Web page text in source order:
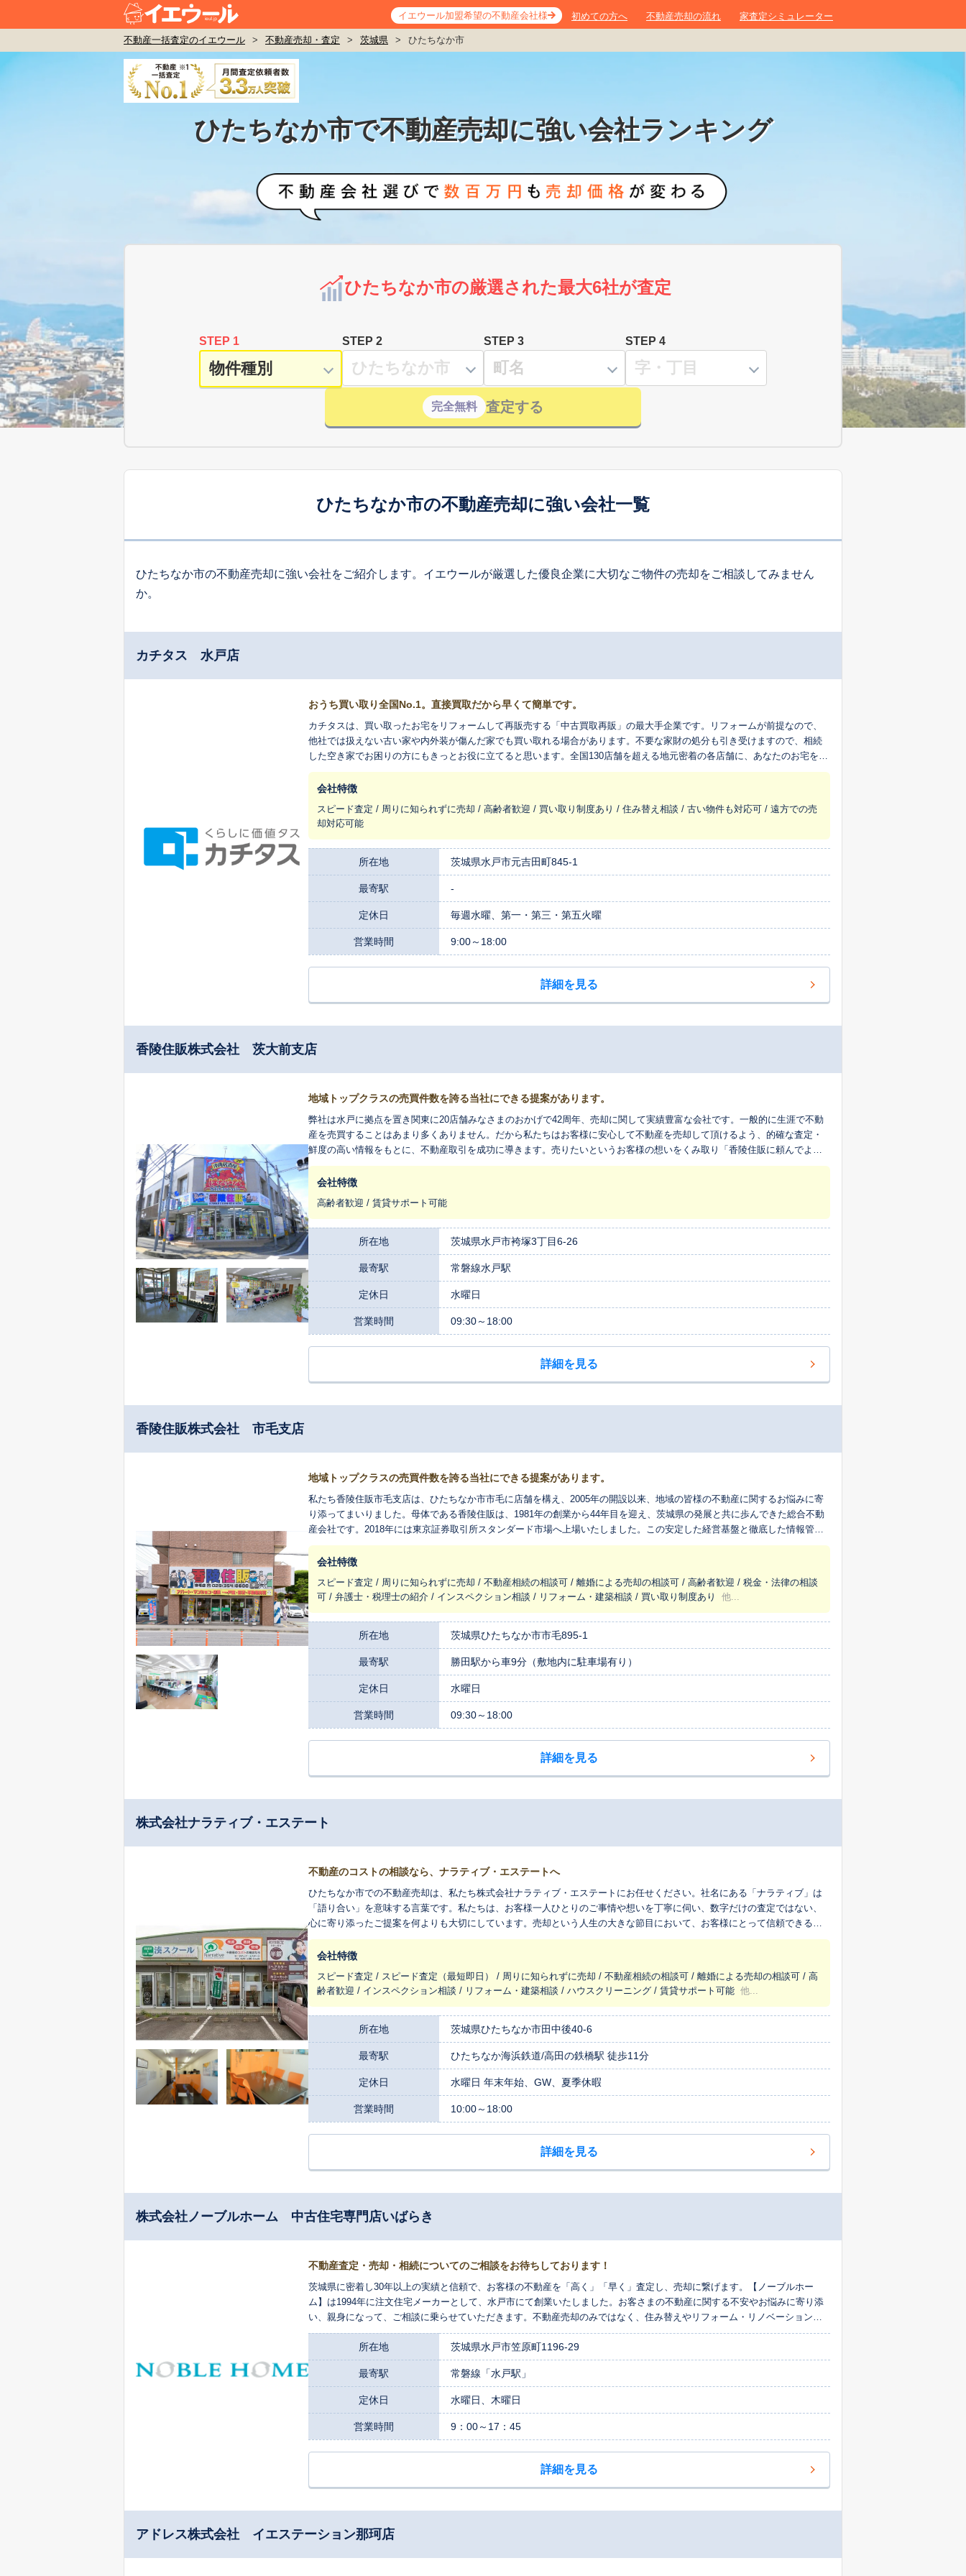
イエウール加盟希望の不動産会社様 初めての方へ 不動産売却の流れ 家査定シミュレーター
不動産一括査定のイエウール > 不動産売却・査定 > 茨城県 > ひたちなか市
ひたちなか市で不動産売却に強い会社ランキング
ひたちなか市の厳選された最大6社が査定
STEP 1 STEP 2 STEP 3 STEP 4
完全無料 査定する
ひたちなか市の不動産売却に強い会社一覧
ひたちなか市の不動産売却に強い会社をご紹介します。イエウールが厳選した優良企業に大切なご物件の売却をご相談してみません
か。
カチタス 水戸店
おうち買い取り全国No.1。直接買取だから早くて簡単です。
カチタスは、買い取ったお宅をリフォームして再販売する「中古買取再販」の最大手企業です。リフォームが前提なので、
他社では扱えない古い家や内外装が傷んだ家でも買い取れる場合があります。不要な家財の処分も引き受けますので、相続
した空き家でお困りの方にもきっとお役に立てると思います。全国130店舗を超える地元密着の各店舗に、あなたのお宅を生
まれ変わらせ、長く住みつなぐお手伝いをさせてください。
会社特徴
スピード査定 / 周りに知られずに売却 / 高齢者歓迎 / 買い取り制度あり / 住み替え相談 / 古い物件も対応可 / 遠方での売
却対応可能
所在地 茨城県水戸市元吉田町845-1
最寄駅 -
定休日 毎週水曜、第一・第三・第五火曜
営業時間 9:00～18:00
詳細を見る
香陵住販株式会社 茨大前支店
地域トップクラスの売買件数を誇る当社にできる提案があります。
弊社は水戸に拠点を置き関東に20店舗みなさまのおかげで42周年、売却に関して実績豊富な会社です。一般的に生涯で不動
産を売買することはあまり多くありません。だから私たちはお客様に安心して不動産を売却して頂けるよう、的確な査定・
鮮度の高い情報をもとに、不動産取引を成功に導きます。売りたいというお客様の想いをくみ取り「香陵住販に頼んでよか
った」というその一言のために、私たちが全力でサポート致します。
会社特徴
高齢者歓迎 / 賃貸サポート可能
所在地 茨城県水戸市袴塚3丁目6-26
最寄駅 常磐線水戸駅
定休日 水曜日
営業時間 09:30～18:00
詳細を見る
香陵住販株式会社 市毛支店
地域トップクラスの売買件数を誇る当社にできる提案があります。
私たち香陵住販市毛支店は、ひたちなか市市毛に店舗を構え、2005年の開設以来、地域の皆様の不動産に関するお悩みに寄
り添ってまいりました。母体である香陵住販は、1981年の創業から44年目を迎え、茨城県の発展と共に歩んできた総合不動
産会社です。2018年には東京証券取引所スタンダード市場へ上場いたしました。この安定した経営基盤と徹底した情報管理
は、お客様が大切に育んでこられた資産をお預かりする上で、何よりの信頼の証となると考えております。 私たちの強み
は、茨城県内でも有数の実績である、2万2千戸を超える豊富な賃貸管理戸数にあります。この実績は、売却活動において大
し、的確な査定価格を算出するための基礎となります。また、県内19店舗のネットワークを通じて、常に多くの「買いた
い」「借りたい」というお客様の声をいただいております。お客様の不動産を本当に必要としている将来の買い主様や借り
主様へ、迅速にお届けする販売力に自信があります。 不動産の売却理由は、お客様の数だけ存在します。だからこそ私たち
は、単に「売る」ことだけを最終目的とはいたしません。売買仲介はもちろん、賃貸、管理、リフォームまでワンストップ
で対応できる総合力を活かし、お客様一人ひとりのご事情や将来設計に合わせた最適なプランをご提案します。「売却して
住み替える」「リフォームで価値を高めてから売る」「賃貸に出して資産として活用する」など、あらゆる選択肢の中か
創業以来変わらない「お客様満足度の向上」という理念です。ひたちなか市の皆様とのご縁を大切に、専門的な知識だけで
なく、お客様のお気持ちに寄り添う丁寧な対応を心がけております。大切な不動産のご売却は、地域を深く知り、確かな実
会社特徴
スピード査定 / 周りに知られずに売却 / 不動産相続の相談可 / 離婚による売却の相談可 / 高齢者歓迎 / 税金・法律の相談
可 / 弁護士・税理士の紹介 / インスペクション相談 / リフォーム・建築相談 / 買い取り制度あり
他...
所在地 茨城県ひたちなか市市毛895-1
最寄駅 勝田駅から車9分（敷地内に駐車場有り）
定休日 水曜日
営業時間 09:30～18:00
詳細を見る
株式会社ナラティブ・エステート
不動産のコストの相談なら、ナラティブ・エステートへ
ひたちなか市での不動産売却は、私たち株式会社ナラティブ・エステートにお任せください。社名にある「ナラティブ」は
「語り合い」を意味する言葉です。私たちは、お客様一人ひとりのご事情や想いを丁寧に伺い、数字だけの査定ではない、
心に寄り添ったご提案を何よりも大切にしています。売却という人生の大きな節目において、お客様にとって信頼できるパ
ートナーでありたい。それが私たちの変わらぬ願いです。 私たちは、大手不動産情報サイトなどでお客様から高い評価をい
ただいており、その誠実な対応と実績が認められています。おかげさまで、今年の上半期にも数多くのお取引をお手伝いさ
伝いをいたします。 私たちは創業以来、ひたちなか市を中心に地域に根差した活動を続けてまいりました。特に、中古戸建
ての売却を得意としており、物件の魅力を最大限に引き出すための知識や経験を蓄積しています。その一つが、プロのカメ
ラマンによる物件撮影です。インターネットでの情報収集が主流の今、質の高い写真はお客様の物件への関心を大きく高
め、より良い条件での売却へと繋がる可能性があります。また、茨城県の空き家バンク制度とも連携し、管理が難しい空き
家の売却や活用に関するご相談にも専門的な立場から助言いたします。 ご相続や転勤、暮らしの変化など、不動産売却の理
由は様々です。どのようなご事情であっても、私たちはまずお客様のお話にじっくりと耳を傾けます。「いくらで売れるの
もお聞かせください。ひたちなか市の不動産事情に精通した専門家として、お客様の新たな一歩を全力でサポートいたしま
す。 まずはお気軽にご相談ください。
会社特徴
スピード査定 / スピード査定（最短即日） / 周りに知られずに売却 / 不動産相続の相談可 / 離婚による売却の相談可 / 高
齢者歓迎 / インスペクション相談 / リフォーム・建築相談 / ハウスクリーニング / 賃貸サポート可能 他...
所在地 茨城県ひたちなか市田中後40-6
最寄駅 ひたちなか海浜鉄道/高田の鉄橋駅 徒歩11分
定休日 水曜日 年末年始、GW、夏季休暇
営業時間 10:00～18:00
詳細を見る
株式会社ノーブルホーム 中古住宅専門店いばらき
不動産査定・売却・相続についてのご相談をお待ちしております！
茨城県に密着し30年以上の実績と信頼で、お客様の不動産を「高く」「早く」査定し、売却に繋げます。【ノーブルホー
ム】は1994年に注文住宅メーカーとして、水戸市にて創業いたしました。お客さまの不動産に関する不安やお悩みに寄り添
い、親身になって、ご相談に乗らせていただきます。不動産売却のみではなく、住み替えやリフォーム・リノベーション、
不動産の活用など、幅広くご提案できることも強みです！暮らしに関するお困りごとでしたらなんでもご相談ください。誠
心誠意対応させていただきます。
所在地 茨城県水戸市笠原町1196-29
最寄駅 常磐線「水戸駅」
定休日 水曜日、木曜日
営業時間 9：00～17：45
詳細を見る
アドレス株式会社 イエステーション那珂店